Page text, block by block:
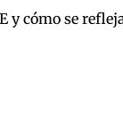
y cómo se